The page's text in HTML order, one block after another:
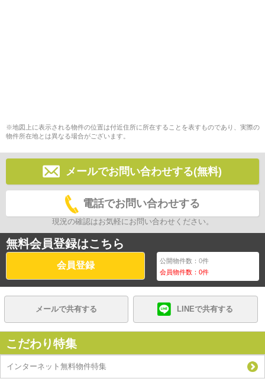
※地図上に表示される物件の位置は付近住所に所在することを表すものであり、実際の
物件所在地とは異なる場合がございます。
メールでお問い合わせする(無料)
電話でお問い合わせする
現況の確認はお気軽にお問い合わせください。
無料会員登録はこちら
会員登録 公開物件数：0件
会員物件数：0件
メールで共有する LINEで共有する
こだわり特集
インターネット無料物件特集